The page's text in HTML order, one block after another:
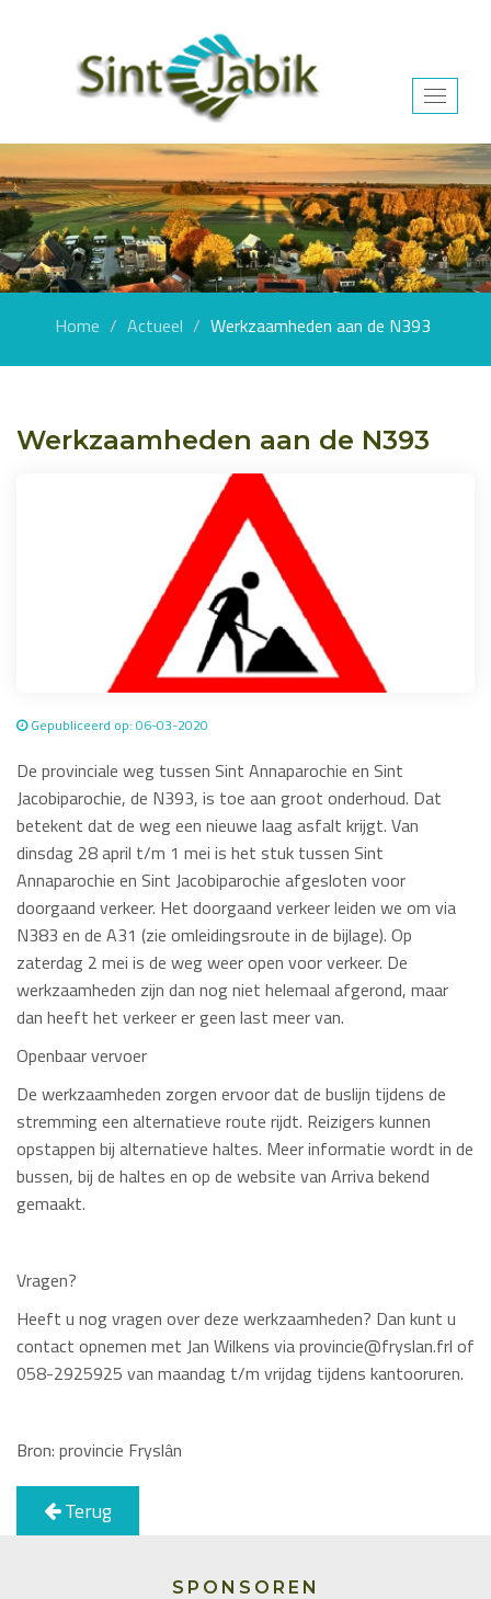
Toggle
Home Actueel Werkzaamheden aan de N393
Werkzaamheden aan de N393
Gepubliceerd op: 06-03-2020
De provinciale weg tussen Sint Annaparochie en Sint
Jacobiparochie, de N393, is toe aan groot onderhoud. Dat
betekent dat de weg een nieuwe laag asfalt krijgt. Van
dinsdag 28 april t/m 1 mei is het stuk tussen Sint
Annaparochie en Sint Jacobiparochie afgesloten voor
doorgaand verkeer. Het doorgaand verkeer leiden we om via
N383 en de A31 (zie omleidingsroute in de bijlage). Op
zaterdag 2 mei is de weg weer open voor verkeer. De
werkzaamheden zijn dan nog niet helemaal afgerond, maar
dan heeft het verkeer er geen last meer van.
Openbaar vervoer
De werkzaamheden zorgen ervoor dat de buslijn tijdens de
stremming een alternatieve route rijdt. Reizigers kunnen
opstappen bij alternatieve haltes. Meer informatie wordt in de
bussen, bij de haltes en op de website van Arriva bekend
gemaakt.
Vragen?
Heeft u nog vragen over deze werkzaamheden? Dan kunt u
contact opnemen met Jan Wilkens via provincie@fryslan.frl of
058-2925925 van maandag t/m vrijdag tijdens kantooruren.
Bron: provincie Fryslân
Terug
SPONSOREN